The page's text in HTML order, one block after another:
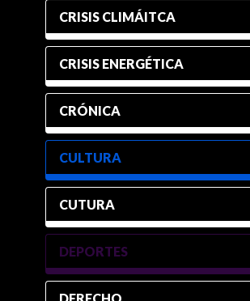
CRISIS CLIMÁITCA
CRISIS ENERGÉTICA
CRÓNICA
CULTURA
CUTURA
DEPORTES